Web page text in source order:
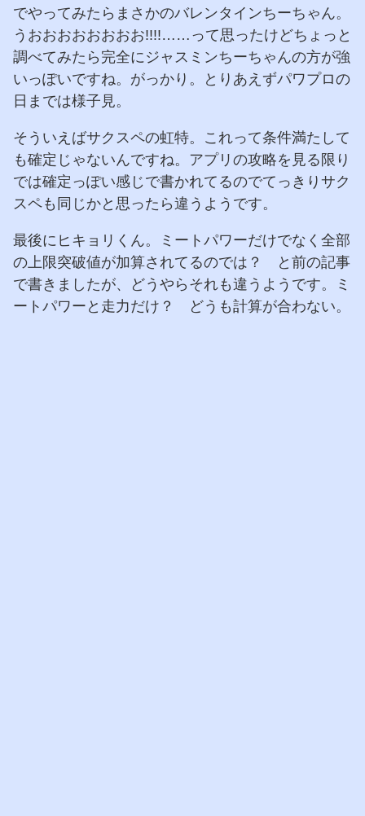
でやってみたらまさかのバレンタインちーちゃん。
うおおおおおおおお!!!!……って思ったけどちょっと
調べてみたら完全にジャスミンちーちゃんの方が強
いっぽいですね。がっかり。とりあえずパワプロの
日までは様子見。
そういえばサクスペの虹特。これって条件満たして
も確定じゃないんですね。アプリの攻略を見る限り
では確定っぽい感じで書かれてるのでてっきりサク
スペも同じかと思ったら違うようです。
最後にヒキョリくん。ミートパワーだけでなく全部
の上限突破値が加算されてるのでは？ と前の記事
で書きましたが、どうやらそれも違うようです。ミ
ートパワーと走力だけ？ どうも計算が合わない。